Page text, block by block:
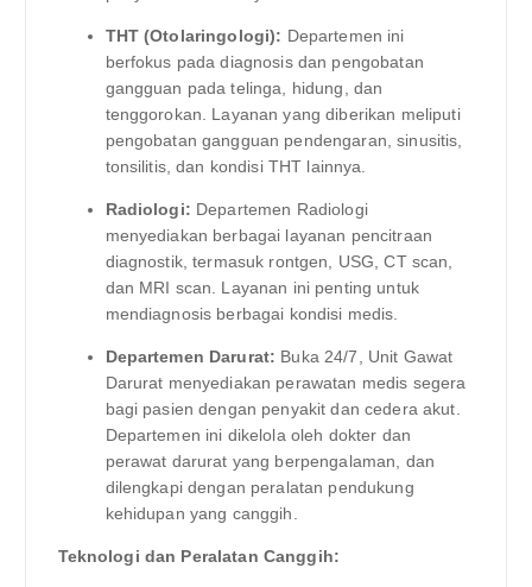
THT (Otolaringologi): Departemen ini
berfokus pada diagnosis dan pengobatan
gangguan pada telinga, hidung, dan
tenggorokan. Layanan yang diberikan meliputi
pengobatan gangguan pendengaran, sinusitis,
tonsilitis, dan kondisi THT lainnya.
Radiologi: Departemen Radiologi
menyediakan berbagai layanan pencitraan
diagnostik, termasuk rontgen, USG, CT scan,
dan MRI scan. Layanan ini penting untuk
mendiagnosis berbagai kondisi medis.
Departemen Darurat: Buka 24/7, Unit Gawat
Darurat menyediakan perawatan medis segera
bagi pasien dengan penyakit dan cedera akut.
Departemen ini dikelola oleh dokter dan
perawat darurat yang berpengalaman, dan
dilengkapi dengan peralatan pendukung
kehidupan yang canggih.
Teknologi dan Peralatan Canggih: